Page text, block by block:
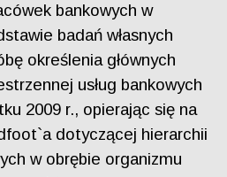
bankowych w
badań własnych
określenia głównych
usług bankowych
2009 r., opierając się na
dotyczącej hierarchii
w obrębie organizmu